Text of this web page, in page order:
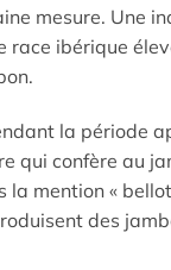
mesure. Une
ibérique
la période
qui confère au
mention «
des